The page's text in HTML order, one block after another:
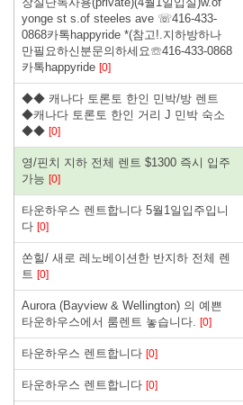
yonge st s.of steeles ave ☏416-433-
0868카톡happyride *(참고!.지하방하나
만필요하신분문의하세요☏416-433-0868
카톡happyride [0]
◆◆ 캐나다 토론토 한인 민박/방 렌트
◆캐나다 토론토 한인 거리 J 민박 숙소
◆◆ [0]
영/핀치 지하 전체 렌트 $1300 즉시 입주
가능 [0]
타운하우스 렌트합니다 5월1일입주입니
다 [0]
쏜힐/ 새로 레노베이션한 반지하 전체 렌
트 [0]
Aurora (Bayview & Wellington) 의 예쁜
타운하우스에서 룸렌트 놓습니다. [0]
타운하우스 렌트합니다 [0]
타운하우스 렌트합니다 [0]